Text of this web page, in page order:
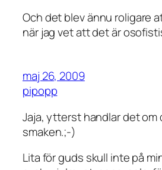
Och det blev ännu roligare
när jag vet att det är
maj 26, 2009
pipopp
Jaja, ytterst handlar det om
smaken.;-)
Lita för guds skull inte på